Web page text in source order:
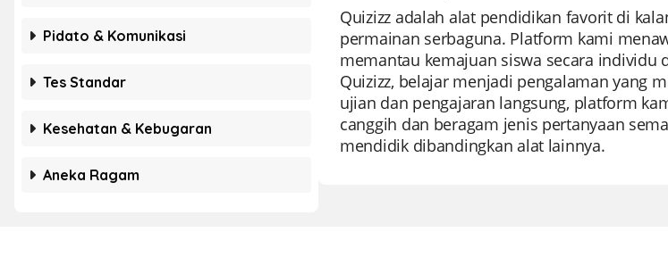
Pidato & Komunikasi
Tes Standar
Kesehatan & Kebugaran
Aneka Ragam
Quizizz adalah alat pendidikan favorit di
permainan serbaguna. Platform kami
memantau kemajuan siswa secara individu
Quizizz, belajar menjadi pengalaman yang
ujian dan pengajaran langsung, platform
canggih dan beragam jenis pertanyaan
mendidik dibandingkan alat lainnya.